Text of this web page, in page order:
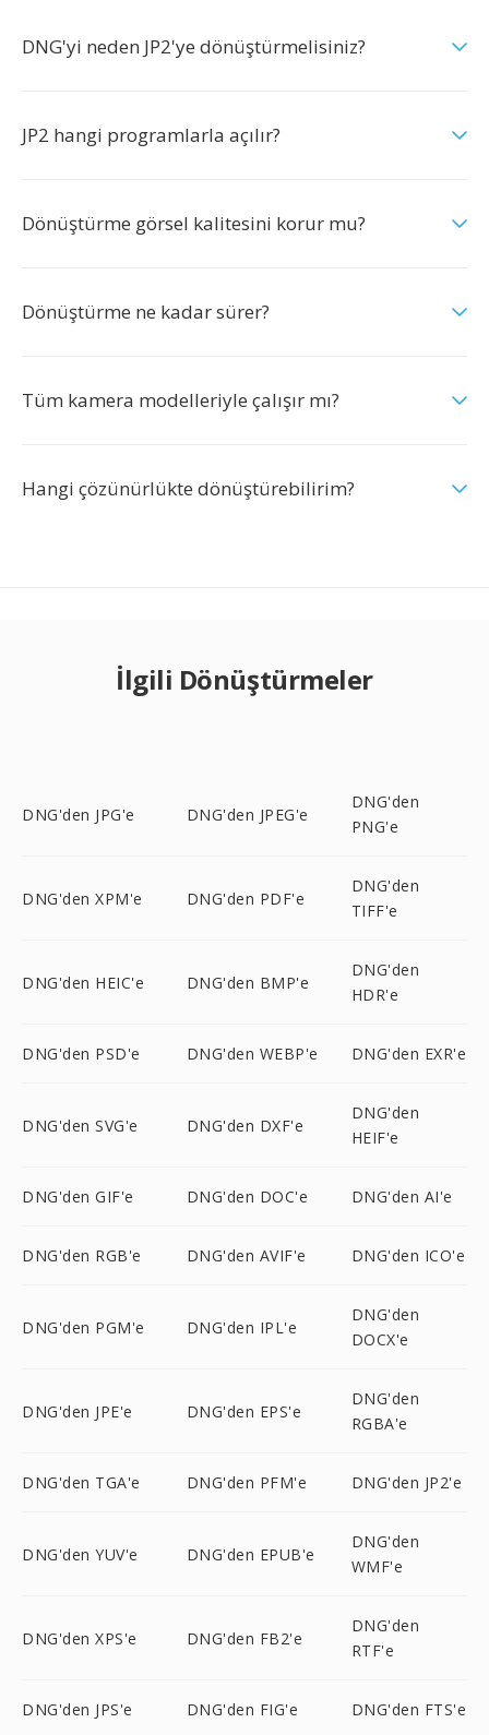
DNG'yi neden JP2'ye dönüştürmelisiniz?
JP2 hangi programlarla açılır?
Dönüştürme görsel kalitesini korur mu?
Dönüştürme ne kadar sürer?
Tüm kamera modelleriyle çalışır mı?
Hangi çözünürlükte dönüştürebilirim?
İlgili Dönüştürmeler
DNG'den JPG'e DNG'den JPEG'e
DNG'den
PNG'e
DNG'den XPM'e DNG'den PDF'e
DNG'den
TIFF'e
DNG'den HEIC'e DNG'den BMP'e
DNG'den
HDR'e
DNG'den PSD'e DNG'den WEBP'e DNG'den EXR'e
DNG'den SVG'e DNG'den DXF'e
DNG'den
HEIF'e
DNG'den GIF'e DNG'den DOC'e DNG'den AI'e
DNG'den RGB'e DNG'den AVIF'e DNG'den ICO'e
DNG'den PGM'e DNG'den IPL'e
DNG'den
DOCX'e
DNG'den JPE'e DNG'den EPS'e
DNG'den
RGBA'e
DNG'den TGA'e DNG'den PFM'e DNG'den JP2'e
DNG'den YUV'e DNG'den EPUB'e
DNG'den
WMF'e
DNG'den XPS'e DNG'den FB2'e
DNG'den
RTF'e
DNG'den JPS'e DNG'den FIG'e DNG'den FTS'e